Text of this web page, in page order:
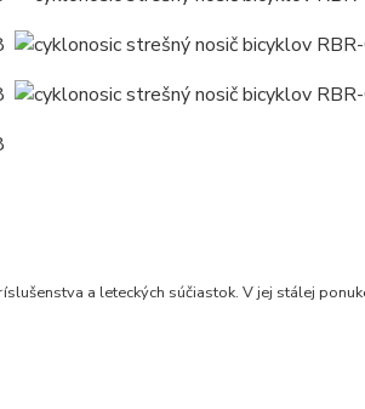
a leteckých súčiastok. V jej stálej